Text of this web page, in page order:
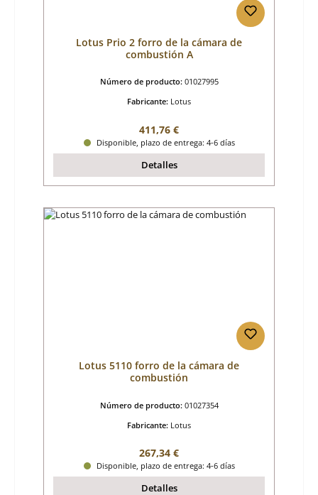
Lotus Prio 2 forro de la cámara de
combustión A
Número de producto: 01027995
Fabricante: Lotus
Precio normal:
411,76 €
Disponible, plazo de entrega: 4-6 días
Detalles
Lotus 5110 forro de la cámara de
combustión
Número de producto: 01027354
Fabricante: Lotus
Precio normal:
267,34 €
Disponible, plazo de entrega: 4-6 días
Detalles